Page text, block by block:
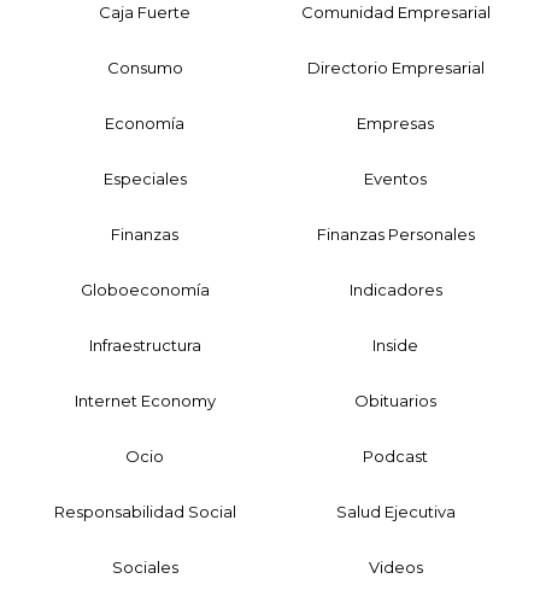
Caja Fuerte Comunidad Empresarial
Consumo Directorio Empresarial
Economía Empresas
Especiales Eventos
Finanzas Finanzas Personales
Globoeconomía Indicadores
Infraestructura Inside
Internet Economy Obituarios
Ocio Podcast
Responsabilidad Social Salud Ejecutiva
Sociales Videos